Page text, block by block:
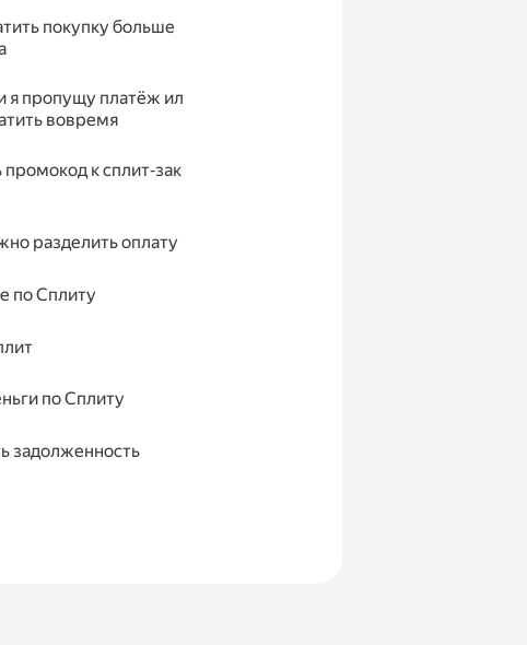
покупку больше
я пропущу платёж ил
вовремя
к сплит‑зак
разделить оплату
по Сплиту
по Сплиту
задолженность